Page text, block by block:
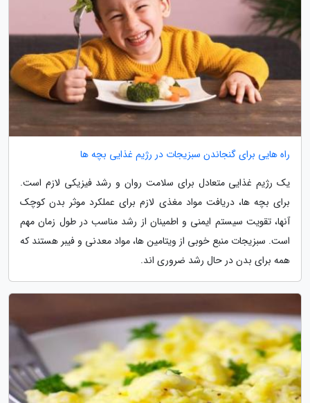
راه هایی برای گنجاندن سبزیجات در رژیم غذایی بچه ها
یک رژیم غذایی متعادل برای سلامت روان و رشد فیزیکی لازم است.
برای بچه ها، دریافت مواد مغذی لازم برای عملکرد موثر بدن کوچک
آنها، تقویت سیستم ایمنی و اطمینان از رشد مناسب در طول زمان مهم
است. سبزیجات منبع خوبی از ویتامین ها، مواد معدنی و فیبر هستند که
همه برای بدن در حال رشد ضروری اند.